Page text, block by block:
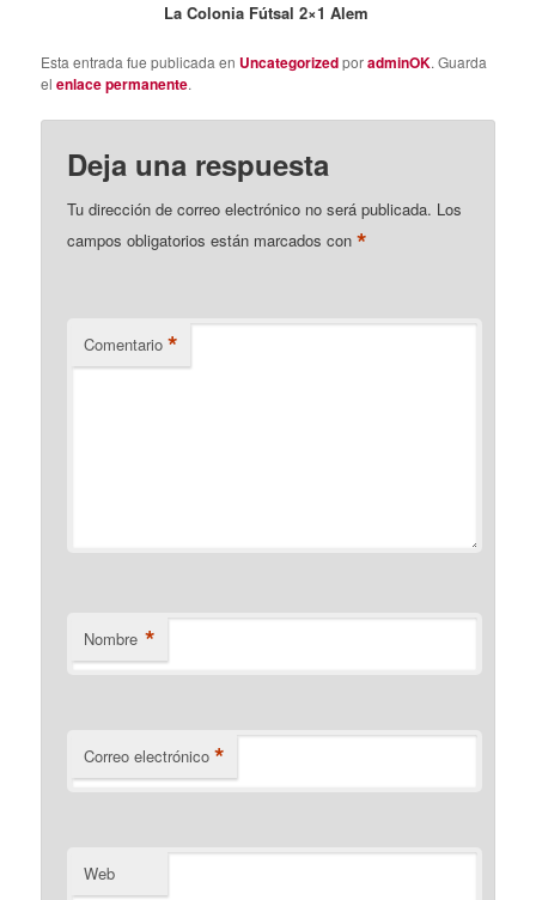
La Colonia Fútsal 2×1 Alem
Esta entrada fue publicada en UncategorizedporadminOK. Guarda
elenlace permanente.
Deja una respuesta
Tu dirección de correo electrónico no será publicada. Los
campos obligatorios están marcados con*
Comentario *
Nombre *
Correo electrónico *
Web